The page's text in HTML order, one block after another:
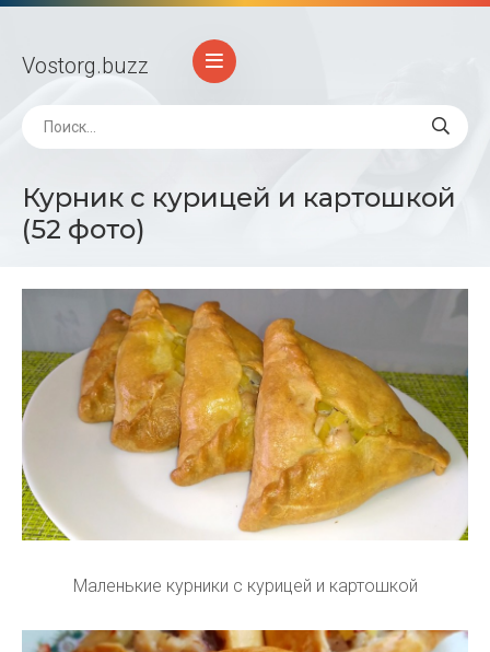
Vostorg.buzz
Курник с курицей и картошкой
(52 фото)
Маленькие курники с курицей и картошкой